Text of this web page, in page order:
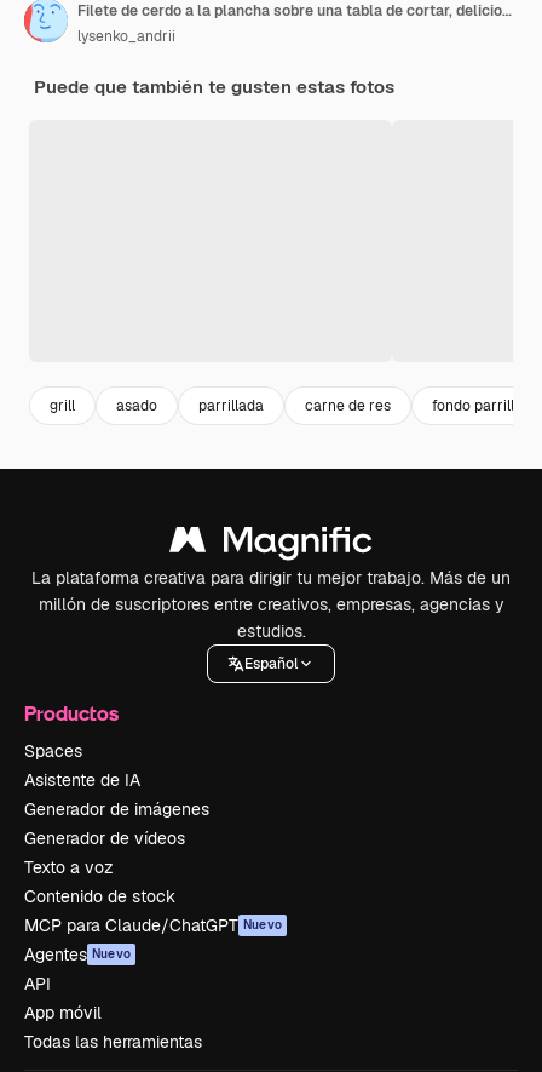
Filete de cerdo a la plancha sobre una tabla de cortar, deliciosos trozos de carne, una copa de vino tinto. Cena para dos. Cuchillo y tenedor
lysenko_andrii
Puede que también te gusten estas fotos
grill asado parrillada carne de res fondo parrilla
La plataforma creativa para dirigir tu mejor trabajo. Más de un
millón de suscriptores entre creativos, empresas, agencias y
estudios.
Español
Productos
Spaces
Asistente de IA
Generador de imágenes
Generador de vídeos
Texto a voz
Contenido de stock
MCP para Claude/ChatGPT Nuevo
Agentes Nuevo
API
App móvil
Todas las herramientas